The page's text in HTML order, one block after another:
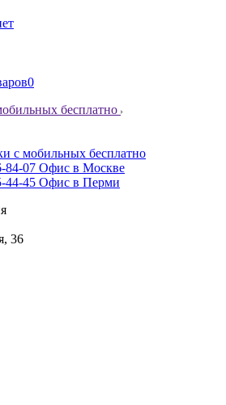
0
бесплатно
с мобильных бесплатно
84-07 Офис в Москве
44-45 Офис в Перми
36